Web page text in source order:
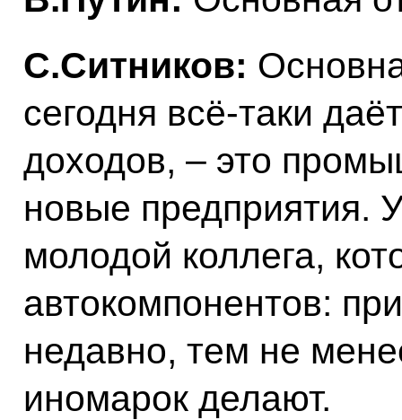
С.Ситников:
сегодня всё‑таки
доходов, – это
новые предприятия.
молодой коллега,
автокомпонентов:
недавно, тем не
иномарок делают.